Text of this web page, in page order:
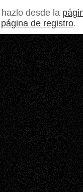
desde la
página de registro.